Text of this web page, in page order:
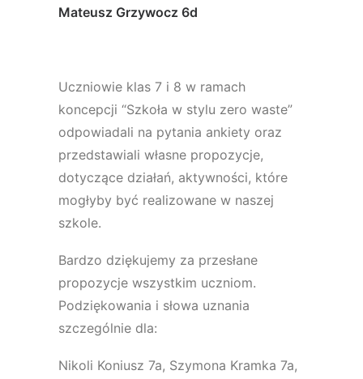
Mateusz Grzywocz 6d
Uczniowie klas 7 i 8 w ramach
koncepcji “Szkoła w stylu zero waste”
odpowiadali na pytania ankiety oraz
przedstawiali własne propozycje,
dotyczące działań, aktywności, które
mogłyby być realizowane w naszej
szkole.
Bardzo dziękujemy za przesłane
propozycje wszystkim uczniom.
Podziękowania i słowa uznania
szczególnie dla:
Nikoli Koniusz 7a, Szymona Kramka 7a,